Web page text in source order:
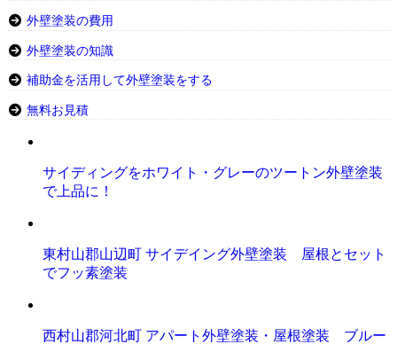
外壁塗装の費用
外壁塗装の知識
補助金を活用して外壁塗装をする
無料お見積
サイディングをホワイト・グレーのツートン外壁塗装
で上品に！
東村山郡山辺町 サイデイング外壁塗装 屋根とセット
でフッ素塗装
西村山郡河北町 アパート外壁塗装・屋根塗装 ブルー